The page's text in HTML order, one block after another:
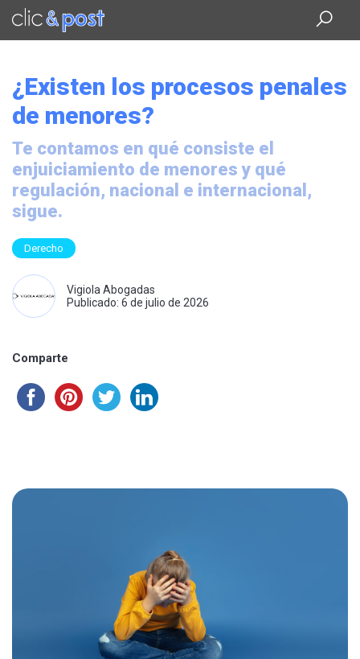
Saltar
contenido
¿Existen los procesos penales
de menores?
Te contamos en qué consiste el
enjuiciamiento de menores y qué
regulación, nacional e internacional,
sigue.
Derecho
Vigiola Abogadas
Publicado: 6 de julio de 2026
Comparte